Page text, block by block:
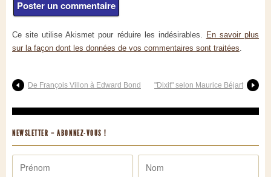
Ce site utilise Akismet pour réduire les indésirables. En savoir plus
sur la façon dont les données de vos commentaires sont traitées
De François Villon à Edward Bond "Dixit" selon Maurice Béjart
NEWSLETTER – ABONNEZ-VOUS !